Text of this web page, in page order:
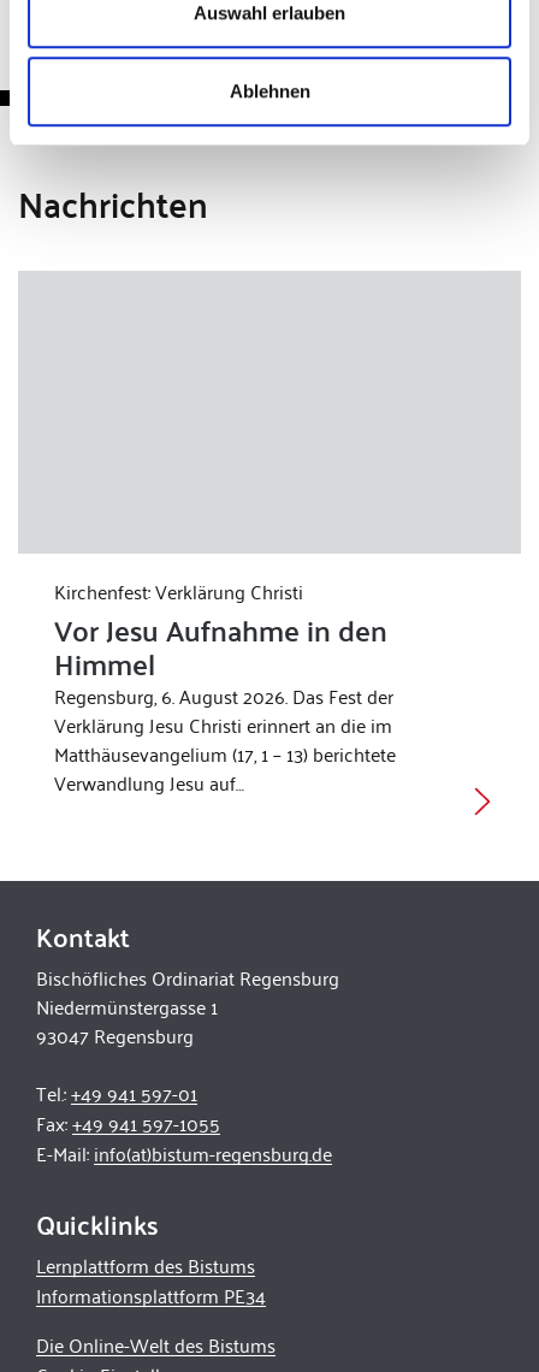
Auswahl erlauben
Ablehnen
Nachrichten
Kirchenfest: Verklärung Christi
Vor Jesu Aufnahme in den
Himmel
Regensburg, 6. August 2026. Das Fest der
Verklärung Jesu Christi erinnert an die im
Matthäusevangelium (17, 1 – 13) berichtete
Verwandlung Jesu auf…
Kontakt
Bischöfliches Ordinariat Regensburg
Niedermünstergasse 1
93047 Regensburg
Tel.:+49 941 597-01
Fax:+49 941 597-1055
E-Mail:info(at)bistum-regensburg.de
Quicklinks
Lernplattform des Bistums
Informationsplattform PE34
Die Online-Welt des Bistums